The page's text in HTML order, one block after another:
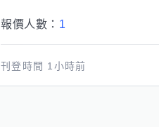
報價人數： 1
刊登時間 1小時前